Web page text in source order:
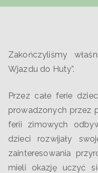
Zakończyliśmy
Wjazdu do Huty”.
Przez całe ferie
prowadzonych przez
ferii zimowych
dzieci rozwijały
zainteresowania
mieli okazję uczyć